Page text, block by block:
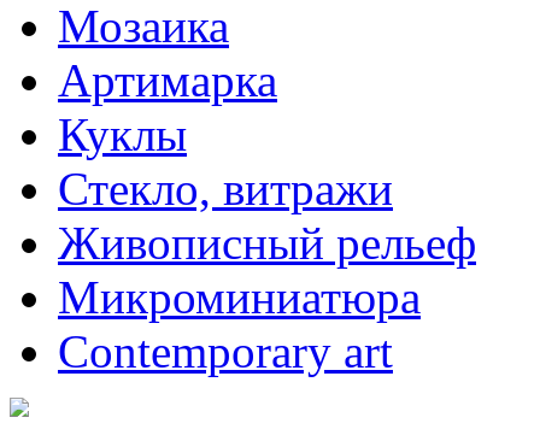
Мозаика
Артимарка
Куклы
Стекло, витражи
Живописный рельеф
Микроминиатюра
Contemporary art